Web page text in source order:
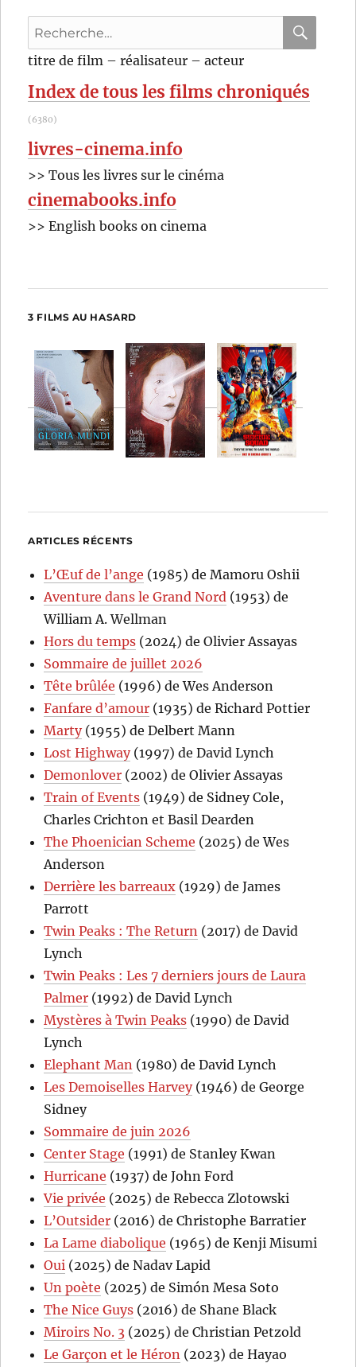
Allen
Recherche
pour
titre de film – réalisateur – acteur
Index de tous les films chroniqués
(6380)
livres-cinema.info
>> Tous les livres sur le cinéma
cinemabooks.info
>> English books on cinema
3 FILMS AU HASARD
ARTICLES RÉCENTS
L’Œuf de l’ange (1985) de Mamoru Oshii
Aventure dans le Grand Nord (1953) de
William A. Wellman
Hors du temps (2024) de Olivier Assayas
Sommaire de juillet 2026
Tête brûlée (1996) de Wes Anderson
Fanfare d’amour (1935) de Richard Pottier
Marty(1955) de Delbert Mann
Lost Highway(1997) de David Lynch
Demonlover (2002) de Olivier Assayas
Train of Events (1949) de Sidney Cole,
Charles Crichton et Basil Dearden
The Phoenician Scheme (2025) de Wes
Anderson
Derrière les barreaux (1929) de James
Parrott
Twin Peaks : The Return (2017) de David
Lynch
Twin Peaks : Les 7 derniers jours de Laura
Palmer (1992) de David Lynch
Mystères à Twin Peaks (1990) de David
Lynch
Elephant Man (1980) de David Lynch
Les Demoiselles Harvey(1946) de George
Sidney
Sommaire de juin 2026
Center Stage (1991) de Stanley Kwan
Hurricane (1937) de John Ford
Vie privée (2025) de Rebecca Zlotowski
L’Outsider (2016) de Christophe Barratier
La Lame diabolique (1965) de Kenji Misumi
Oui (2025) de Nadav Lapid
Un poète (2025) de Simón Mesa Soto
The Nice Guys (2016) de Shane Black
Miroirs No. 3 (2025) de Christian Petzold
Le Garçon et le Héron (2023) de Hayao